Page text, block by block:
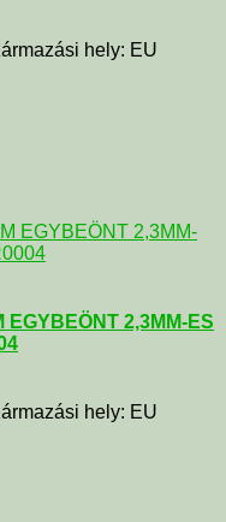
hely: EU
EGYBEÖNT 2,3MM-ES
hely: EU